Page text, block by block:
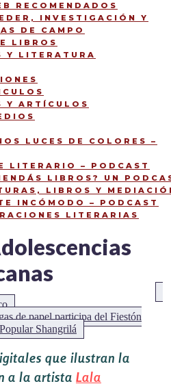
RECOMENDADOS
INVESTIGACIÓN Y
DE CAMPO
LIBROS
Y LITERATURA
Y ARTÍCULOS
LUCES DE COLORES –
LITERARIO – PODCAST
LIBROS? UN
LIBROS Y
INCÓMODO – PODCAST
LITERARIAS
de papel participa del Fiestón
Shangrilá
que ilustran la
a la artista Lala